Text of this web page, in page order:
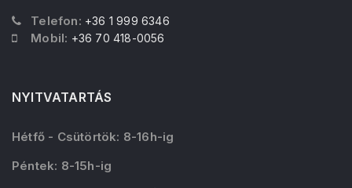
Telefon: +36 1 999 6346
Mobil: +36 70 418-0056
NYITVATARTÁS
Hétfő - Csütörtök: 8-16h-ig
Péntek: 8-15h-ig